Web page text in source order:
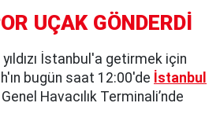
UÇAK GÖNDERDİ
yıldızı İstanbul'a getirmek için
bugün saat 12:00'de İstanbul
Havacılık Terminali’nde